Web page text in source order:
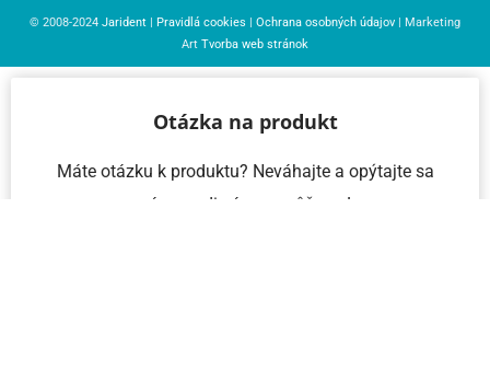
© 2008-2024 Jarident | Pravidlá cookies | Ochrana osobných údajov | Marketing
Art Tvorba web stránok
Otázka na produkt
Máte otázku k produktu? Neváhajte a opýtajte sa
nás – radi vám pomôžeme!